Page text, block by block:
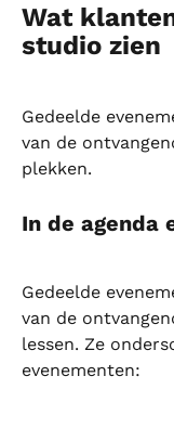
Wat
studio zien
Gedeelde
van de
plekken.
In de agenda
Gedeelde
van de
lessen. Ze
evenementen: